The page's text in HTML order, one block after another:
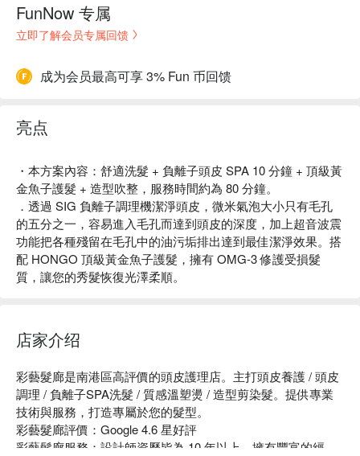
FunNow 专属
立即了解会员专属回馈
成为会员最高可享 3% Fun 币回馈
亮点
・本方案內容：舒適洗髮 + 負離子頭皮 SPA 10 分鐘 + 頂級黃
金魚子護髮 + 造型吹整，服務時間約為 80 分鐘。
．透過 SIG 負離子調理機潔淨頭皮，微米氣泡大小只有毛孔
的五分之一，容易進入毛孔而達到頭皮的深度，加上超音波震
功能把各種殘留在毛孔中的油污垢排出達到最佳潔淨效果。搭
配 HONGO 頂級黃金魚子護髮，擁有 OMG-3 修護受損髮
質，讓您的秀髮恢復光澤柔順。
店家介绍
彩藝髮廊是南港區高評價的頭皮護理店。主打頭皮養護 / 頭皮
調理 / 負離子SPA洗髮 / 質感溫塑燙 / 造型剪染髮。提供專業
技術與服務，打造專屬於您的髮型。
彩藝髮廊評價：Google 4.6 星好評
彩藝髮廊服務：設計師資歷皆為 10 年以上，擁有豐富的經